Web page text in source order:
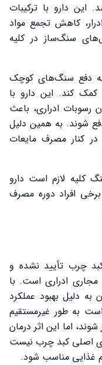
دارو با ترکیبات
کاهش تجمع مواد
سنگ‌ساز در کلیه
دفع سنگ‌های کوچک
از ۶ تا ۷ میلی‌متر) کمک کند. این دارو با
ادراری، باعث
شوند. به همین دلیل
کنار مصرف مایعات
کلیه لازم است دارو
در برخی افراد دوره مصرف
چرب تأیید نشده و
ادراری است. با
دلیل بهبود عملکرد
به طور غیرمستقیم
اما این اثر درمان
اصلی کبد چرب نیست
غذایی مناسب شود.